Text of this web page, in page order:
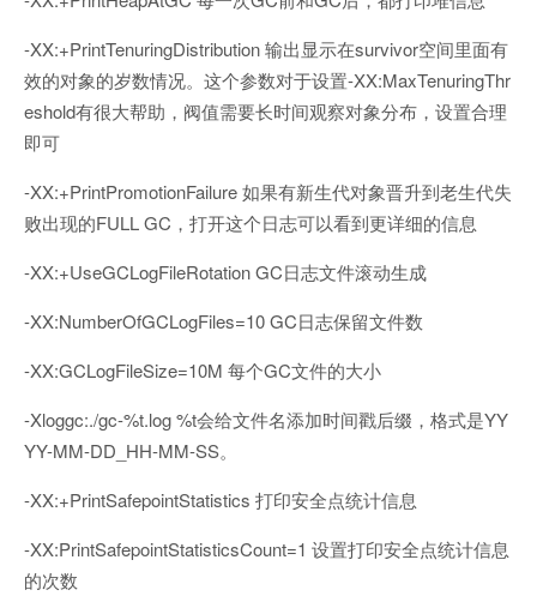
-XX:+PrintTenuringDistribution 输出显示在survivor空间里面有
效的对象的岁数情况。这个参数对于设置-XX:MaxTenuringThr
eshold有很大帮助，阀值需要长时间观察对象分布，设置合理
即可
-XX:+PrintPromotionFailure 如果有新生代对象晋升到老生代失
败出现的FULL GC，打开这个日志可以看到更详细的信息
-XX:+UseGCLogFileRotation GC日志文件滚动生成
-XX:NumberOfGCLogFiles=10 GC日志保留文件数
-XX:GCLogFileSize=10M 每个GC文件的大小
-Xloggc:./gc-%t.log %t会给文件名添加时间戳后缀，格式是YY
YY-MM-DD_HH-MM-SS。
-XX:+PrintSafepointStatistics 打印安全点统计信息
-XX:PrintSafepointStatisticsCount=1 设置打印安全点统计信息
的次数